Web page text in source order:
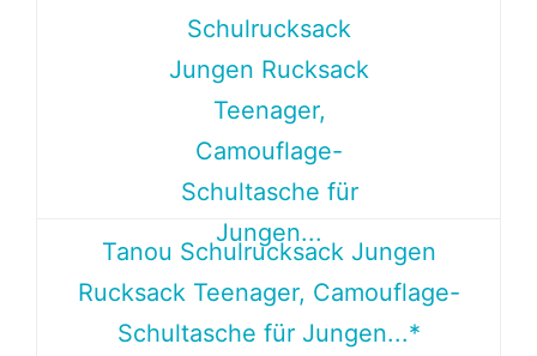
Tanou Schulrucksack Jungen
Rucksack Teenager, Camouflage-
Schultasche für Jungen...*